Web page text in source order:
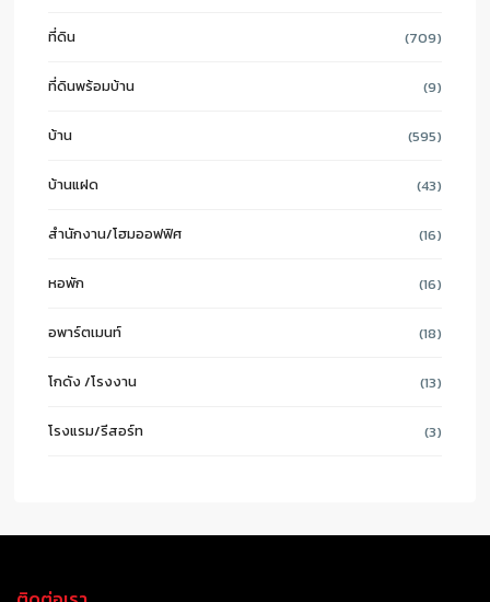
ที่ดิน (709)
ที่ดินพร้อมบ้าน (9)
บ้าน (595)
บ้านแฝด (43)
สำนักงาน/โฮมออฟฟิศ (16)
หอพัก (16)
อพาร์ตเมนท์ (18)
โกดัง /โรงงาน (13)
โรงแรม/รีสอร์ท (3)